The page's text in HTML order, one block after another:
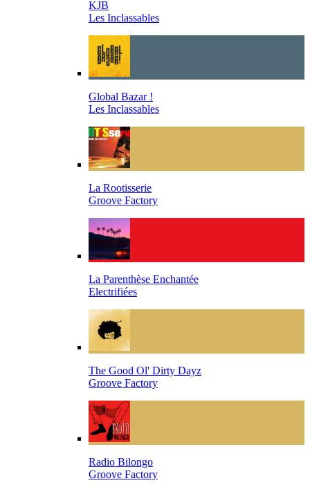
KJB
Les Inclassables
Global Bazar !
Les Inclassables
La Rootisserie
Groove Factory
La Parenthèse Enchantée
Electrifiées
The Good Ol' Dirty Dayz
Groove Factory
Radio Bilongo
Groove Factory